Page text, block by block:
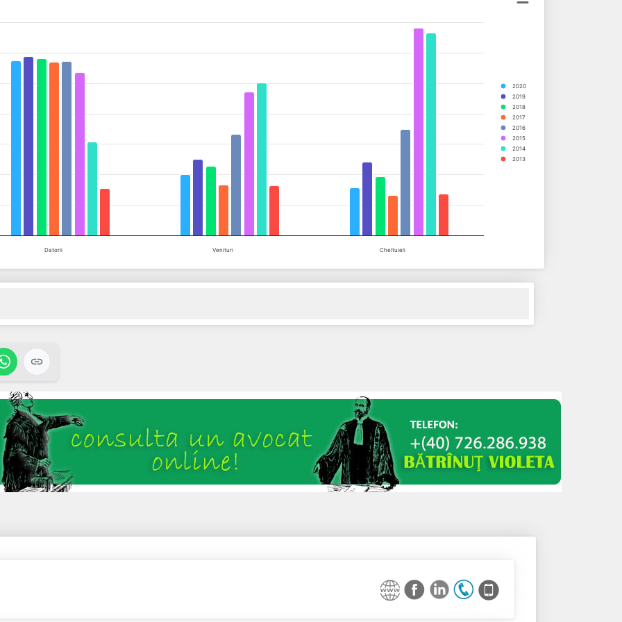
from 6597 to 34072.
2020
2019
2018
2017
2016
2015
2014
2013
Datorii Venituri Cheltuieli